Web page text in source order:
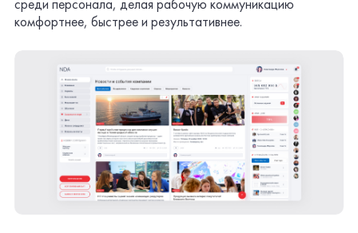
среди персонала, делая рабочую коммуникацию
комфортнее, быстрее и результативнее.